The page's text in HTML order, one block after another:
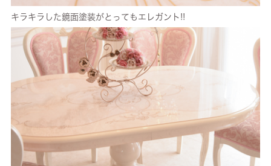
キラキラした鏡面塗装がとってもエレガント!!